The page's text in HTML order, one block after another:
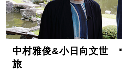
中村雅俊&小日向文世
旅